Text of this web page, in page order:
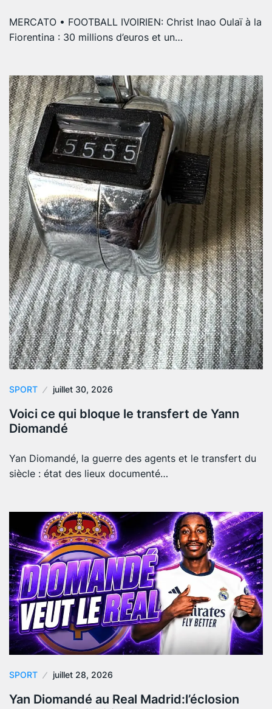
MERCATO • FOOTBALL IVOIRIEN: Christ Inao Oulaï à la
Fiorentina : 30 millions d’euros et un…
SPORT juillet 30, 2026
Voici ce qui bloque le transfert de Yann
Diomandé
Yan Diomandé, la guerre des agents et le transfert du
siècle : état des lieux documenté…
SPORT juillet 28, 2026
Yan Diomandé au Real Madrid:l’éclosion